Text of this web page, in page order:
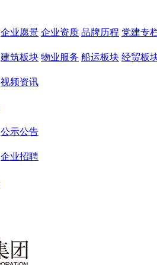
企业愿景 企业资质 品牌历程 党建专
建筑板块 物业服务 船运板块 经贸板
视频资讯
公示公告
企业招聘